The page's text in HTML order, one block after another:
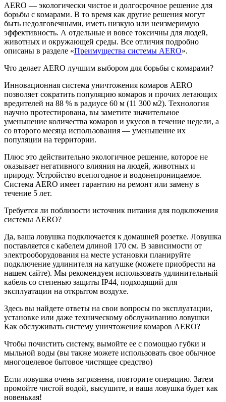
AERO — экологически чистое и долгосрочное решение для
борьбы с комарами. В то время как другие решения могут
быть недолговечными, иметь низкую или неизмеримую
эффективность. А отдельные и вовсе токсичны для людей,
животных и окружающей среды. Все отличия подробно
описаны в разделе «Преимущества системы AERO».
Что делает AERO лучшим выбором для борьбы с комарами?
Инновационная система уничтожения комаров AERO
позволяет сократить популяцию комаров и прочих летающих
вредителей на 88 % в радиусе 60 м (11 300 м2). Технология
научно протестирована, вы заметите значительное
уменьшение количества комаров и укусов в течение недели, а
со второго месяца использования — уменьшение их
популяции на территории.
Плюс это действительно экологичное решение, которое не
оказывает негативного влияния на людей, животных и
природу. Устройство всепогодное и водонепроницаемое.
Система AERO имеет гарантию на ремонт или замену в
течение 5 лет.
Требуется ли поблизости источник питания для подключения
системы AERO?
Да, ваша ловушка подключается к домашней розетке. Ловушка
поставляется с кабелем длиной 170 см. В зависимости от
электрооборудования на месте установки планируйте
подключение удлинителя на катушке (можете приобрести на
нашем сайте). Мы рекомендуем использовать удлинительный
кабель со степенью защиты IP44, подходящий для
эксплуатации на открытом воздухе.
Здесь вы найдете ответы на свои вопросы по эксплуатации,
установке или даже техническому обслуживанию ловушки
Как обслуживать систему уничтожения комаров AERO?
Чтобы почистить систему, вымойте ее с помощью губки и
мыльной воды (вы также можете использовать свое обычное
многоцелевое бытовое чистящее средство)
Если ловушка очень загрязнена, повторите операцию. Затем
промойте чистой водой, высушите, и ваша ловушка будет как
новенькая!